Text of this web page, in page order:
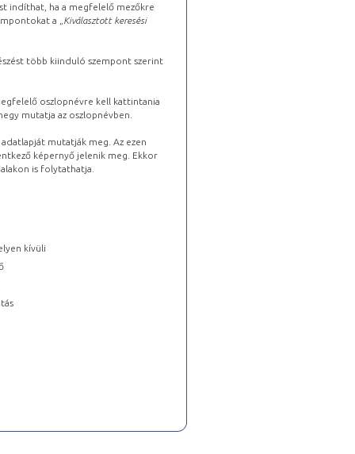
indíthat, ha a megfelelő mezőkre
a „ Kiválasztott keresési
több kiinduló szempont szerint
oszlopnévre kell kattintania
mutatja az oszlopnévben.
mutatják meg. Az ezen
képernyő jelenik meg. Ekkor
is folytathatja.
kívüli